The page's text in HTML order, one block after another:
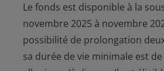
Le fonds est disponible à la
novembre 2025 à novembre
possibilité de prolongation
sa durée de vie minimale est